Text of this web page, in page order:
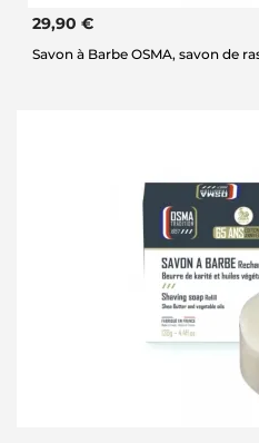
29,90 €
Savon à Barbe OSMA, savon de